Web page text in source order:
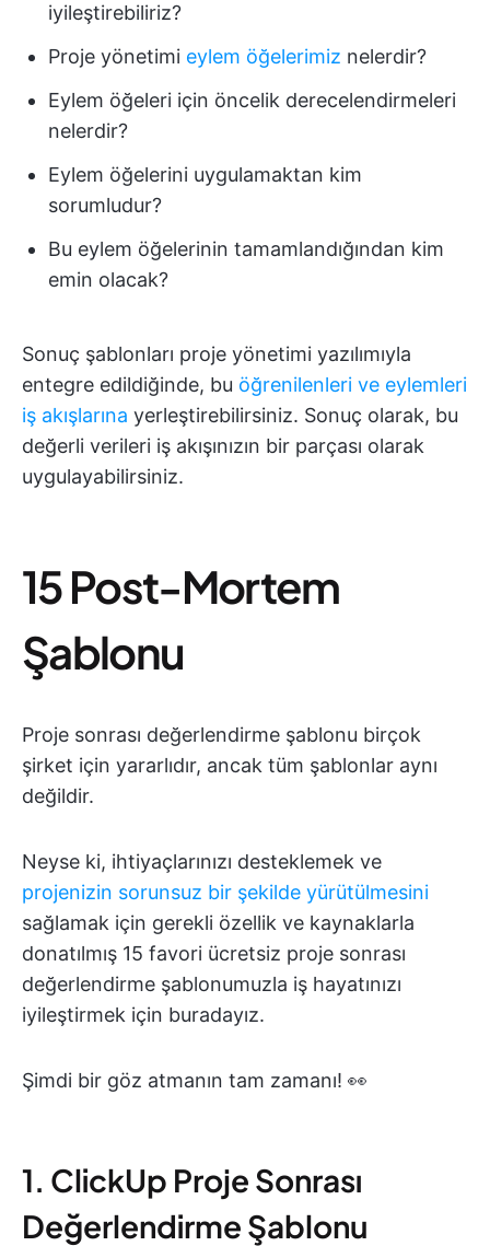
iyileştirebiliriz?
Proje yönetimi eylem öğelerimiz nelerdir?
Eylem öğeleri için öncelik derecelendirmeleri
nelerdir?
Eylem öğelerini uygulamaktan kim
sorumludur?
Bu eylem öğelerinin tamamlandığından kim
emin olacak?
Sonuç şablonları proje yönetimi yazılımıyla
entegre edildiğinde, bu öğrenilenleri ve eylemleri
iş akışlarına yerleştirebilirsiniz. Sonuç olarak, bu
değerli verileri iş akışınızın bir parçası olarak
uygulayabilirsiniz.
15 Post-Mortem
Şablonu
Proje sonrası değerlendirme şablonu birçok
şirket için yararlıdır, ancak tüm şablonlar aynı
değildir.
Neyse ki, ihtiyaçlarınızı desteklemek ve
projenizin sorunsuz bir şekilde yürütülmesini
sağlamak için gerekli özellik ve kaynaklarla
donatılmış 15 favori ücretsiz proje sonrası
değerlendirme şablonumuzla iş hayatınızı
iyileştirmek için buradayız.
Şimdi bir göz atmanın tam zamanı! 👀
1. ClickUp Proje Sonrası
Değerlendirme Şablonu